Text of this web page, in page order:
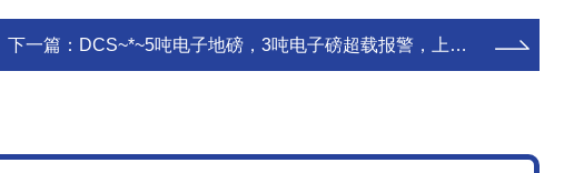
下一篇： DCS~*~5吨电子地磅，3吨电子磅超载报警，上海10吨电子地磅秤厂